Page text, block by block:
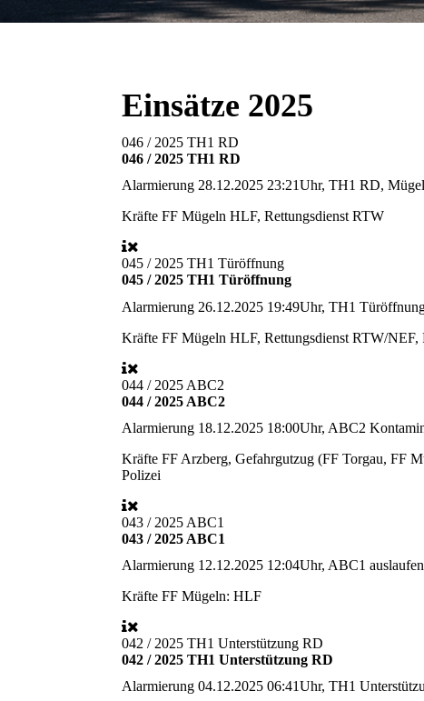
Einsätze 2025
046 / 2025 TH1 RD
046 / 2025 TH1 RD
Alarmierung 28.12.2025 23:21Uhr, TH1 RD,
KräfteFF Mügeln HLF, Rettungsdienst RTW
045 / 2025 TH1 Türöffnung
045 / 2025 TH1 Türöffnung
Alarmierung 26.12.2025 19:49Uhr, TH1
KräfteFF Mügeln HLF, Rettungsdienst RTW/NEF,
044 / 2025 ABC2
044 / 2025 ABC2
Alarmierung 18.12.2025 18:00Uhr, ABC2
KräfteFF Arzberg, Gefahrgutzug (FF Torgau, FF
Polizei
043 / 2025 ABC1
043 / 2025 ABC1
Alarmierung 12.12.2025 12:04Uhr, ABC1
KräfteFF Mügeln: HLF
042 / 2025 TH1 Unterstützung RD
042 / 2025 TH1 Unterstützung RD
Alarmierung04.12.2025 06:41Uhr, TH1